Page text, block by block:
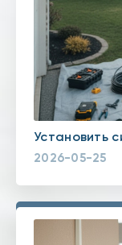
Установить
2026-05-25